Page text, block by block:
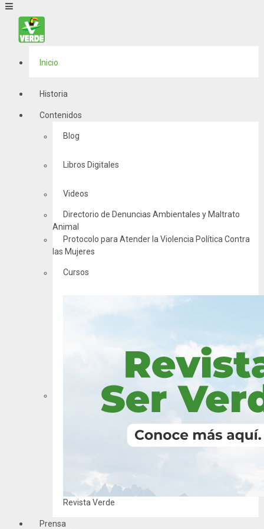
Inicio
Historia
Contenidos
Blog
Libros Digitales
Videos
Directorio de Denuncias Ambientales y Maltrato
Animal
Protocolo para Atender la Violencia Política Contra
las Mujeres
Cursos
Revista Verde
Prensa